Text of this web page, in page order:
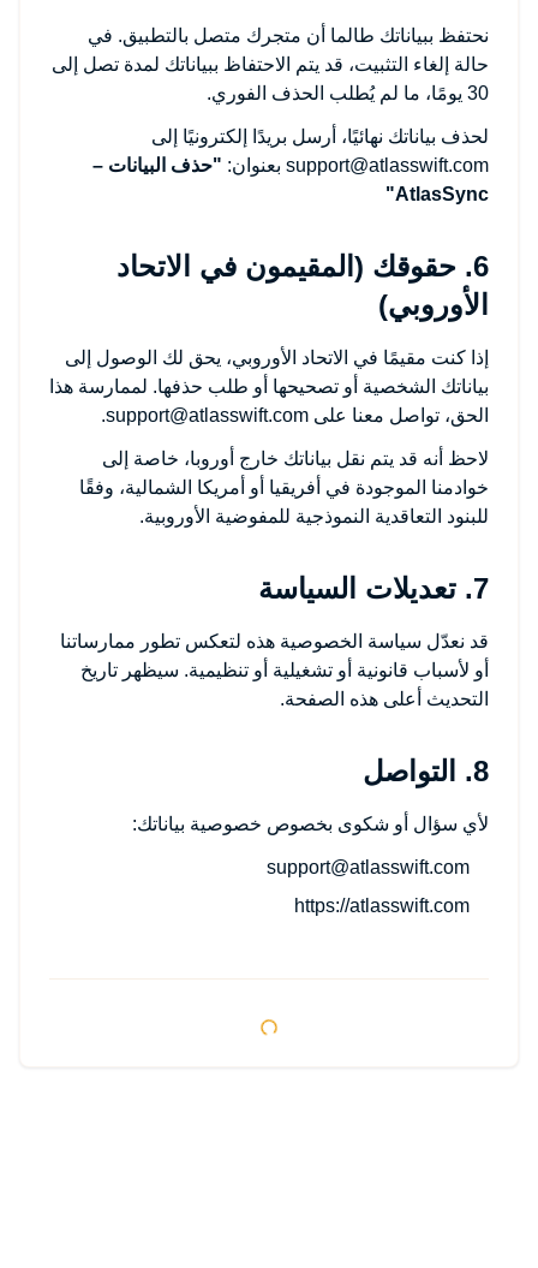
نحتفظ ببياناتك طالما أن متجرك متصل بالتطبيق. في
حالة إلغاء التثبيت، قد يتم الاحتفاظ ببياناتك لمدة تصل إلى
30 يومًا، ما لم يُطلب الحذف الفوري.
لحذف بياناتك نهائيًا، أرسل بريدًا إلكترونيًا إلى
support@atlasswift.com بعنوان: "حذف البيانات –
AtlasSync"
6. حقوقك (المقيمون في الاتحاد
الأوروبي)
إذا كنت مقيمًا في الاتحاد الأوروبي، يحق لك الوصول إلى
بياناتك الشخصية أو تصحيحها أو طلب حذفها. لممارسة هذا
الحق، تواصل معنا على support@atlasswift.com
.
لاحظ أنه قد يتم نقل بياناتك خارج أوروبا، خاصة إلى
خوادمنا الموجودة في أفريقيا أو أمريكا الشمالية، وفقًا
للبنود التعاقدية النموذجية للمفوضية الأوروبية.
7. تعديلات السياسة
قد نعدّل سياسة الخصوصية هذه لتعكس تطور ممارساتنا
أو لأسباب قانونية أو تشغيلية أو تنظيمية. سيظهر تاريخ
التحديث أعلى هذه الصفحة.
8. التواصل
لأي سؤال أو شكوى بخصوص خصوصية بياناتك:
support@atlasswift.com
https://atlasswift.com